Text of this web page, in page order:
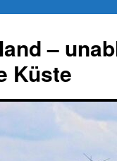
–
Küste